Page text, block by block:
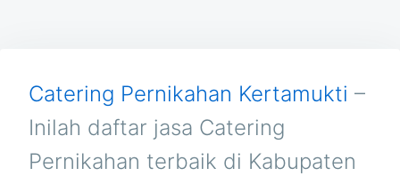
DI
KERTAMUKTI
TASIKMALAYA
Catering Pernikahan Kertamukti –
Inilah daftar jasa Catering
Pernikahan terbaik di Kabupaten